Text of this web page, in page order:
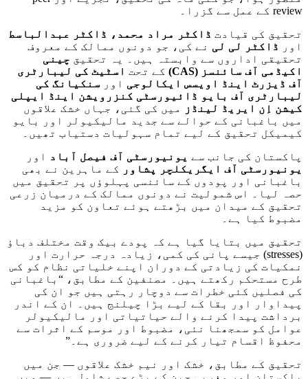
review کے عمل سے گزرا۔
تحقیق کی قیادت ڈاکٹر مراد محمد، ڈاکٹر عبدالباسط
اور
ڈاکٹر لی لی نے کی، جو دونوں ممالک کے معروف
تحقیقی اداروں سے وابستہ ہیں۔ یہ تحقیق چینی
اکیڈمی آف سائنسز (CAS) کے تحت اسٹیٹ کی لیبارٹری
آف ڈیزرٹ اینڈ اویسس ایکالوجی اور سنکیانگ کی
لیبارٹری آف بایو ڈائیورسٹی کنزرویشن اینڈ ایپلی
کیشن اِن ایریڈ لینڈز
میں کی گئی، جہاں خشک علاقوں
میں باغبانی کے حوالے سے جدید مالیکیولر اور بایو
کیمیکل تحقیق کے لیے تمام سہولیات دستیاب تھیں۔
پاکستان کی جانب سے یونیورسٹی آف فیصل آباد اور
یونیورسٹی آف ایگریکلچر پشاور
کے ماہرین نے بھی
باغبانی اور پودوں کے سائنسی پہلوؤں پر تحقیق میں
حصہ لیا۔ اس شمولیت نے دونوں ممالک کے درمیان زرعی
تحقیق کے میدان میں بڑھتے ہوئے تعاون کو مزید
مضبوط کیا ہے۔
تحقیق میں بتایا گیا ہے کہ پودے بیک وقت مختلف دباؤ
(stresses) جیسے پانی کی کمی، زیادہ درجہ حرارت اور
نمکیات کی زیادتی کے دوران اپنے خلیاتی نظام کو کس
طرح مستحکم رکھتے ہیں۔ مصنفین کے مطابق، “باغبانی
کی فصلیں کئی خطرات سے دوچار رہتی ہیں جو ان کی
پیداوار اور بقا کے لیے بڑا چیلنج ہیں۔ ان کے اندر
برداشت پیدا کرنے والے حیاتیاتی اور مالیکیولر
عوامل کو سمجھنا نئی، مضبوط اور موسم کے اثرات سے
محفوظ اقسام تیار کرنے کے لیے ضروری ہے۔”
تحقیق کے مطابق، خشک اور نیم خشک علاقوں — جن میں